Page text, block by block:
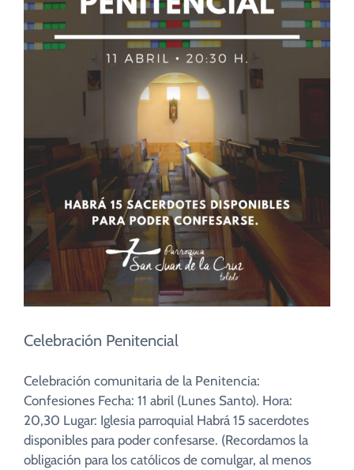
CUIDADO PASTORAL
CAMPUS
COLABORA
Celebración Penitencial
Celebración comunitaria de la Penitencia:
Confesiones Fecha: 11 abril (Lunes Santo). Hora:
20,30 Lugar: Iglesia parroquial Habrá 15 sacerdotes
disponibles para poder confesarse. (Recordamos la
obligación para los católicos de comulgar, al menos